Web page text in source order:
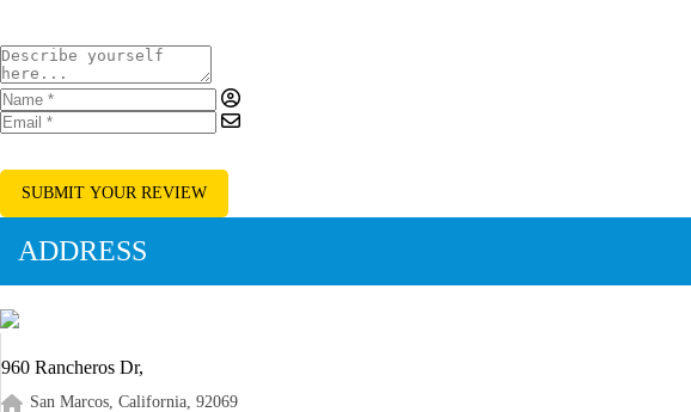
SUBMIT YOUR REVIEW
ADDRESS
960 Rancheros Dr,
San Marcos, California, 92069